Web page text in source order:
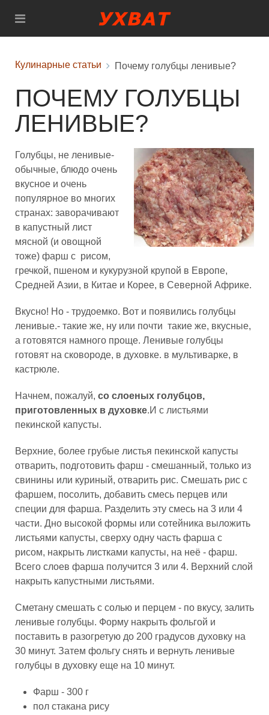
Кулинарные статьи Почему голубцы ленивые?
ПОЧЕМУ ГОЛУБЦЫ
ЛЕНИВЫЕ?
Голубцы, не ленивые-
обычные, блюдо очень
вкусное и очень
популярное во многих
странах: заворачивают
в капустный лист
мясной (и овощной
тоже) фарш с рисом,
гречкой, пшеном и кукурузной крупой в Европе,
Средней Азии, в Китае и Корее, в Северной Африке.
Вкусно! Но - трудоемко. Вот и появились голубцы
ленивые.- такие же, ну или почти такие же, вкусные,
а готовятся намного проще. Ленивые голубцы
готовят на сковороде, в духовке. в мультиварке, в
кастрюле.
Начнем, пожалуй, со слоеных голубцов,
приготовленных в духовке.И с листьями
пекинской капусты.
Верхние, более грубые листья пекинской капусты
отварить, подготовить фарш - смешанный, только из
свинины или куриный, отварить рис. Смешать рис с
фаршем, посолить, добавить смесь перцев или
специи для фарша. Разделить эту смесь на 3 или 4
части. Дно высокой формы или сотейника выложить
листьями капусты, сверху одну часть фарша с
рисом, накрыть листками капусты, на неё - фарш.
Всего слоев фарша получится 3 или 4. Верхний слой
накрыть капустными листьями.
Сметану смешать с солью и перцем - по вкусу, залить
ленивые голубцы. Форму накрыть фольгой и
поставить в разогретую до 200 градусов духовку на
30 минут. Затем фольгу снять и вернуть ленивые
голубцы в духовку еще на 10 минут.
Фарш - 300 г
пол стакана рису